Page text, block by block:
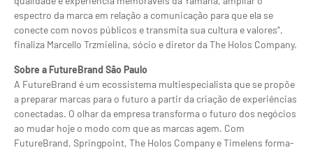
espectro da marca em relação a comunicação para que ela se
conecte com novos públicos e transmita sua cultura e valores”,
finaliza Marcello Trzmielina, sócio e diretor da The Holos Company.
Sobre a FutureBrand São Paulo
A FutureBrand é um ecossistema multiespecialista que se propõe
a preparar marcas para o futuro a partir da criação de experiências
conectadas. O olhar da empresa transforma o futuro dos negócios
ao mudar hoje o modo com que as marcas agem. Com
FutureBrand, Springpoint, The Holos Company e Timelens forma-